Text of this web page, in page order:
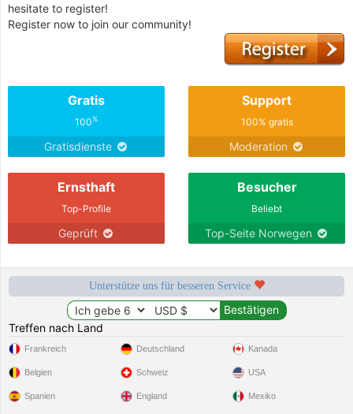
hesitate to register!
Register now to join our community!
Gratis
100%
Gratisdienste
Support
100% gratis
Moderation
Ernsthaft
Top-Profile
Geprüft
Besucher
Beliebt
Top-Seite Norwegen
Unterstütze uns für besseren Service
Treffen nach Land
Frankreich
Belgien
Spanien
Deutschland
Schweiz
England
Kanada
USA
Mexiko